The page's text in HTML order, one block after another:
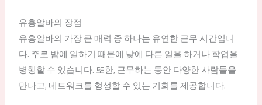
유흥알바의 장점
유흥알바의 가장 큰 매력 중 하나는 유연한 근무 시간입니
다. 주로 밤에 일하기 때문에 낮에 다른 일을 하거나 학업을
병행할 수 있습니다. 또한, 근무하는 동안 다양한 사람들을
만나고, 네트워크를 형성할 수 있는 기회를 제공합니다.